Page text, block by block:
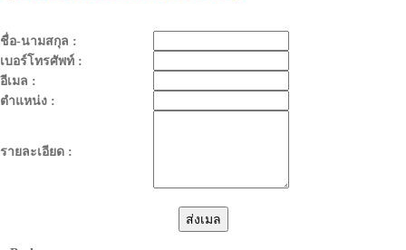
ชื่อ-นามสกุล :
เบอร์โทรศัพท์ :
อีเมล :
ตำแหน่ง :
รายละเอียด :